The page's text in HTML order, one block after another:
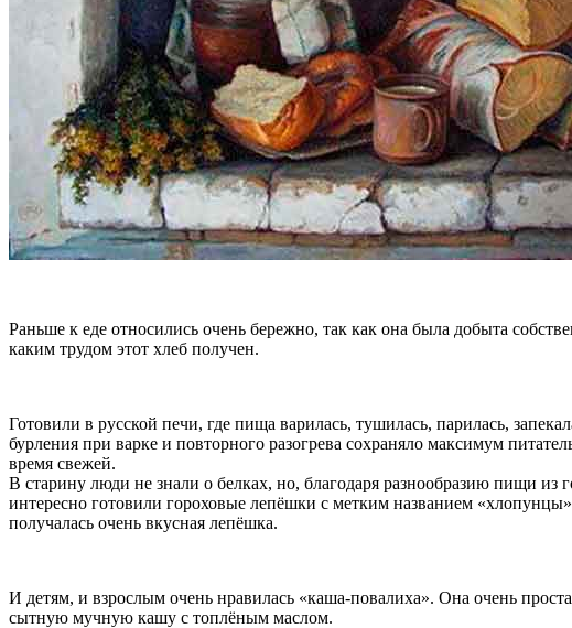
Раньше к еде относились очень бережно, так как она была добыта
каким трудом этот хлеб получен.
Готовили в русской печи, где пища варилась, тушилась, парилась,
бурления при варке и повторного разогрева сохраняло максимум
время свежей.
В старину люди не знали о белках, но, благодаря разнообразию пищи
интересно готовили гороховые лепёшки с метким названием
получалась очень вкусная лепёшка.
И детям, и взрослым очень нравилась «каша-повалиха». Она очень
сытную мучную кашу с топлёным маслом.